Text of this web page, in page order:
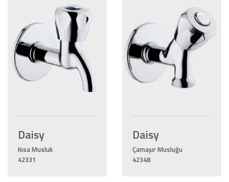
Daisy
Kısa Musluk
42331
Daisy
Çamaşır Musluğu
42348